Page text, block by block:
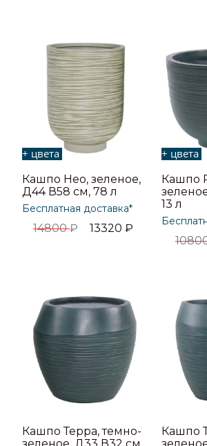
+ цвета
Кашпо Нео, зеленое,
Д44 В58 см, 78 л
Бесплатная доставка*
14800₽ 13320₽
+ цвета
Кашпо
13 л
Кашпо Терра, темно-
Кашпо